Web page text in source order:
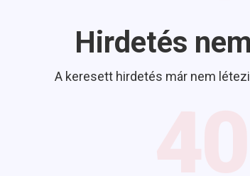
Hirdetés
A keresett hirdetés már nem